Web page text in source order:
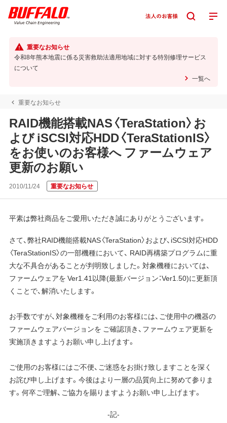
重要なお知らせ
令和8年熊本地震に係る災害救助法適用地域に対する特別修理サービス
について
一覧へ
重要なお知らせ
RAID機能搭載NAS〈TeraStation〉お
よび iSCSI対応HDD〈TeraStationIS〉
をお使いのお客様へ ファームウェア
更新のお願い
2010/11/24 重要なお知らせ
平素は弊社商品をご愛用いただき誠にありがとうございます。
さて、弊社RAID機能搭載NAS〈TeraStation〉および、iSCSI対応HDD
〈TeraStationIS〉の一部機種において、 RAID再構築プログラムに重
大な不具合があることが判明致しました。対象機種においては、
ファームウェアを Ver1.41以降(最新バージョン：Ver1.50)に更新頂
くことで、解消いたします。
お手数ですが、対象機種をご利用のお客様には、ご使用中の機器の
ファームウェアバージョンを ご確認頂き、ファームウェア更新を
実施頂きますようお願い申し上げます。
ご使用のお客様にはご不便、ご迷惑をお掛け致しますことを深く
お詫び申し上げます。今後はより一層の品質向上に努めて参りま
す。何卒ご理解、ご協力を賜りますようお願い申し上げます。
-記-